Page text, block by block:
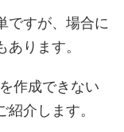
ですが、場合に
ります。
作成できない
介します。